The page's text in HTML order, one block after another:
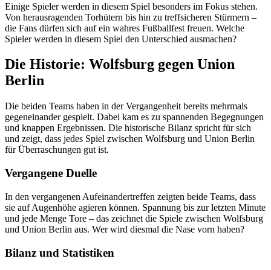
Einige Spieler werden in diesem Spiel besonders im Fokus stehen.
Von herausragenden Torhütern bis hin zu treffsicheren Stürmern –
die Fans dürfen sich auf ein wahres Fußballfest freuen. Welche
Spieler werden in diesem Spiel den Unterschied ausmachen?
Die Historie: Wolfsburg gegen Union
Berlin
Die beiden Teams haben in der Vergangenheit bereits mehrmals
gegeneinander gespielt. Dabei kam es zu spannenden Begegnungen
und knappen Ergebnissen. Die historische Bilanz spricht für sich
und zeigt, dass jedes Spiel zwischen Wolfsburg und Union Berlin
für Überraschungen gut ist.
Vergangene Duelle
In den vergangenen Aufeinandertreffen zeigten beide Teams, dass
sie auf Augenhöhe agieren können. Spannung bis zur letzten Minute
und jede Menge Tore – das zeichnet die Spiele zwischen Wolfsburg
und Union Berlin aus. Wer wird diesmal die Nase vorn haben?
Bilanz und Statistiken